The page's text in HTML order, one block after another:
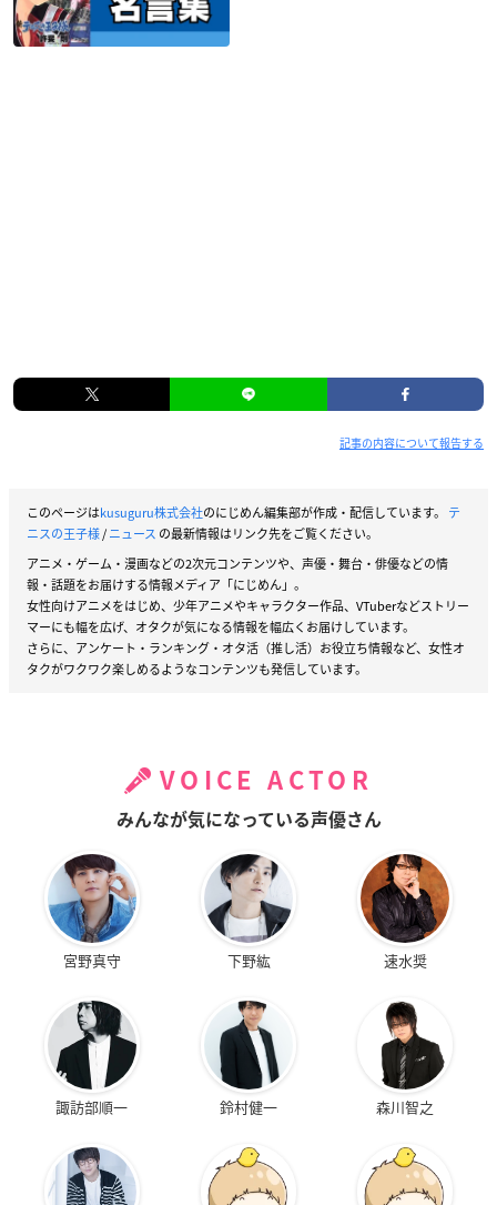
記事の内容について報告する
このページはkusuguru株式会社のにじめん編集部が作成・配信しています。 テ
ニスの王子様/ニュース の最新情報はリンク先をご覧ください。
アニメ・ゲーム・漫画などの2次元コンテンツや、声優・舞台・俳優などの情
報・話題をお届けする情報メディア「にじめん」。
女性向けアニメをはじめ、少年アニメやキャラクター作品、VTuberなどストリー
マーにも幅を広げ、オタクが気になる情報を幅広くお届けしています。
さらに、アンケート・ランキング・オタ活（推し活）お役立ち情報など、女性オ
タクがワクワク楽しめるようなコンテンツも発信しています。
VOICE ACTOR
みんなが気になっている声優さん
宮野真守 下野紘 速水奨
諏訪部順一 鈴村健一 森川智之